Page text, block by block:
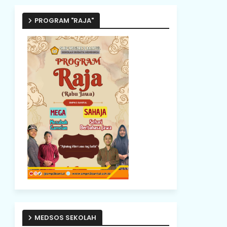
PROGRAM "RAJA"
MEDSOS SEKOLAH